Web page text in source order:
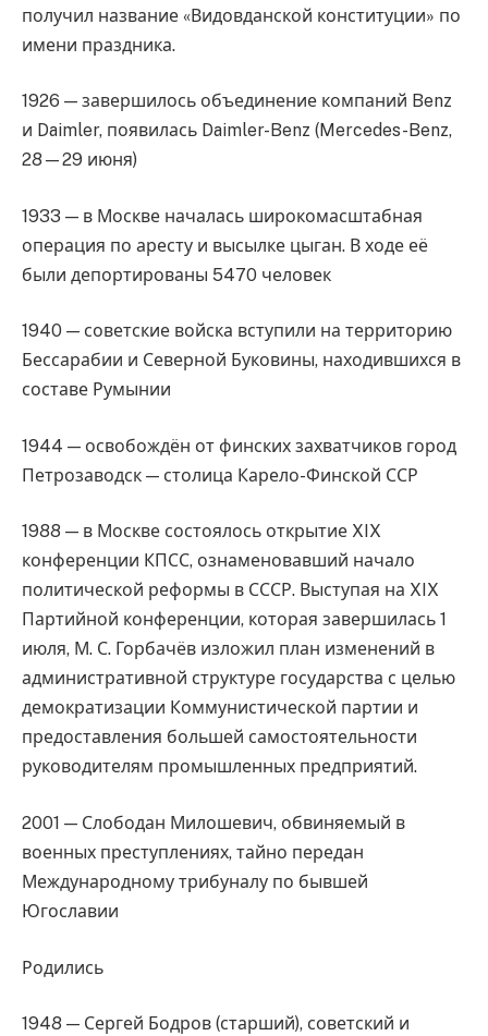
получил название «Видовданской конституции» по
имени праздника.
1926 — завершилось объединение компаний Benz
и Daimler, появилась Daimler-Benz (Mercedes-Benz,
28—29 июня)
1933 — в Москве началась широкомасштабная
операция по аресту и высылке цыган. В ходе её
были депортированы 5470 человек
1940 — советские войска вступили на территорию
Бессарабии и Северной Буковины, находившихся в
составе Румынии
1944 — освобождён от финских захватчиков город
Петрозаводск — столица Карело-Финской ССР
1988 — в Москве состоялось открытие XIX
конференции КПСС, ознаменовавший начало
политической реформы в СССР. Выступая на XIX
Партийной конференции, которая завершилась 1
июля, М. С. Горбачёв изложил план изменений в
административной структуре государства с целью
демократизации Коммунистической партии и
предоставления большей самостоятельности
руководителям промышленных предприятий.
2001 — Слободан Милошевич, обвиняемый в
военных преступлениях, тайно передан
Международному трибуналу по бывшей
Югославии
Родились
1948 — Сергей Бодров (старший), советский и